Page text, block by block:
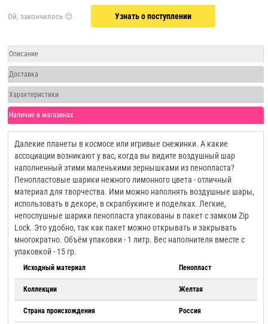
Узнать о поступлении
Описание
Доставка
Характеристики
Наличие в магазинах
Далекие планеты в космосе или игривые снежинки. А какие
ассоциации возникают у вас, когда вы видите воздушный шар
наполненный этими маленькими зернышками из пенопласта?
Пенопластовые шарики нежного лимонного цвета - отличный
материал для творчества. Ими можно наполнять воздушные шары,
использовать в декоре, в скрапбукинге и поделках. Легкие,
непослушные шарики пенопласта упакованы в пакет с замком Zip
Lock. Это удобно, так как пакет можно открывать и закрывать
многократно. Объём упаковки - 1 литр. Вес наполнителя вместе с
упаковкой - 15 гр.
Исходный материал Пенопласт
Коллекции Желтая
Страна происхождения Россия